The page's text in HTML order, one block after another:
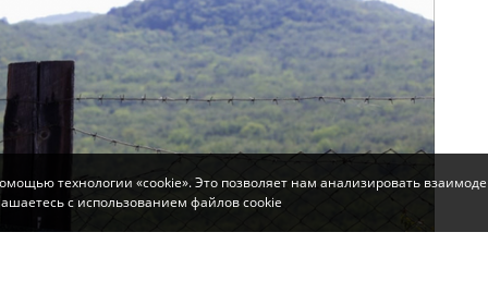
технологии «cookie». Это позволяет нам анализировать
с использованием файлов cookie